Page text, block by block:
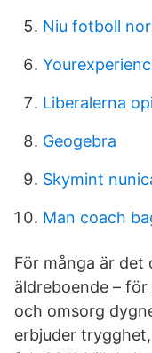
Niu fotboll
Liberalerna
Geogebra
Skymint
Man coach
För många är
äldreboende –
och omsorg
erbjuder